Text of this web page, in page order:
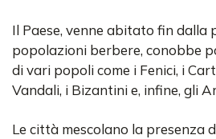
Il Paese, venne abitato fin dalla
popolazioni berbere, conobbe
di vari popoli come i Fenici, i
Vandali, i Bizantini e, infine, gli
Le città mescolano la presenza